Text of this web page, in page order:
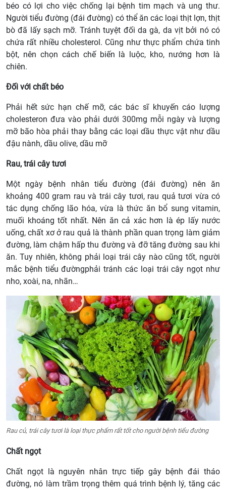
béo có lợi cho việc chống lại bệnh tim mạch và ung thư.
Người tiểu đường (đái đường) có thể ăn các loại thịt lợn, thịt
bò đã lấy sạch mỡ. Tránh tuyệt đối da gà, da vịt bởi nó có
chứa rất nhiều cholesterol. Cũng như thực phẩm chứa tinh
bột, nên chọn cách chế biến là luộc, kho, nướng hơn là
chiên.
Đối với chất béo
Phải hết sức hạn chế mỡ, các bác sĩ khuyến cáo lượng
cholesteron đưa vào phải dưới 300mg mỗi ngày và lượng
mỡ bão hòa phải thay bằng các loại dầu thực vật như dầu
đậu nành, dầu olive, dầu mỡ
Rau, trái cây tươi
Một ngày bệnh nhân tiểu đường (đái đường) nên ăn
khoảng 400 gram rau và trái cây tươi, rau quả tươi vừa có
tác dụng chống lão hóa, vừa là thức ăn bổ sung vitamin,
muối khoáng tốt nhất. Nên ăn cả xác hơn là ép lấy nước
uống, chất xơ ở rau quả là thành phần quan trọng làm giảm
đường, làm chậm hấp thu đường và đỡ tăng đường sau khi
ăn. Tuy nhiên, không phải loại trái cây nào cũng tốt, người
mắc bệnh tiểu đườngphải tránh các loại trái cây ngọt như
nho, xoài, na, nhãn…
Rau củ, trái cây tươi là loại thực phẩm rất tốt cho người bệnh tiểu đường
Chất ngọt
Chất ngọt là nguyên nhân trực tiếp gây bệnh đái tháo
đường, nó làm trầm trọng thêm quá trình bệnh lý, tăng các